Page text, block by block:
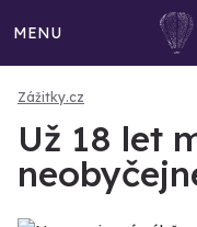
MENU
Zážitky.cz
Už 18 let